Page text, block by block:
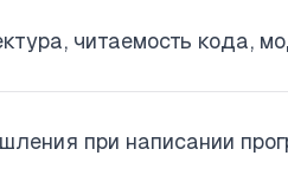
читаемость кода,
при написании